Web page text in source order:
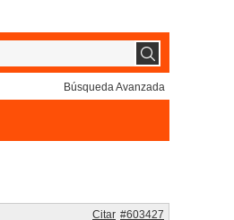
Búsqueda Avanzada
#603427
Citar